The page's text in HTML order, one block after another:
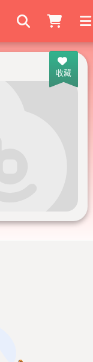
搜尋商家
收藏